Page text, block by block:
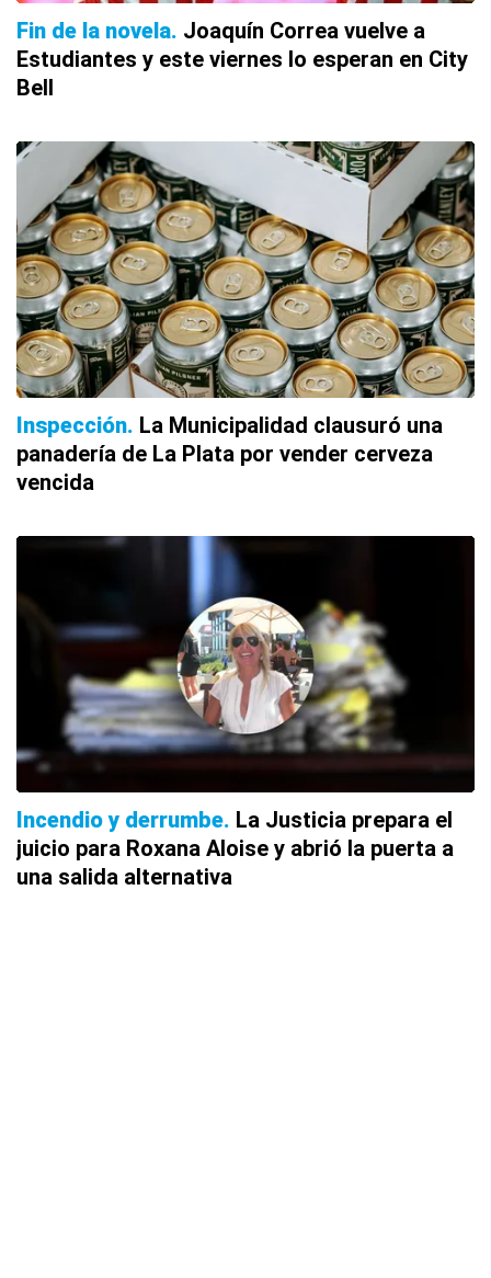
Fin de la novela Joaquín Correa vuelve a
Estudiantes y este viernes lo esperan en City
Bell
Inspección La Municipalidad clausuró una
panadería de La Plata por vender cerveza
vencida
Incendio y derrumbe La Justicia prepara el
juicio para Roxana Aloise y abrió la puerta a
una salida alternativa